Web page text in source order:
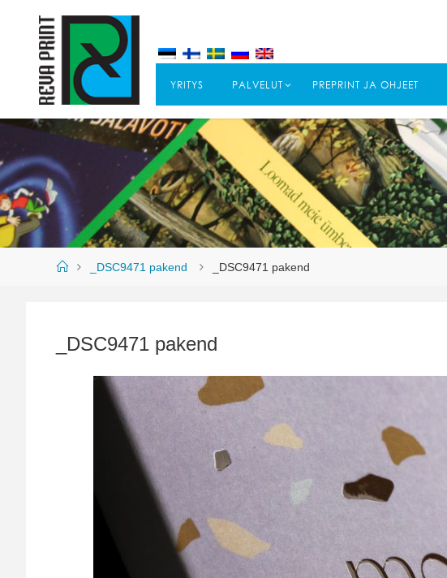
YRITYS PALVELUT PREPRINT JA OHJEET
_DSC9471 pakend _DSC9471 pakend
_DSC9471 pakend